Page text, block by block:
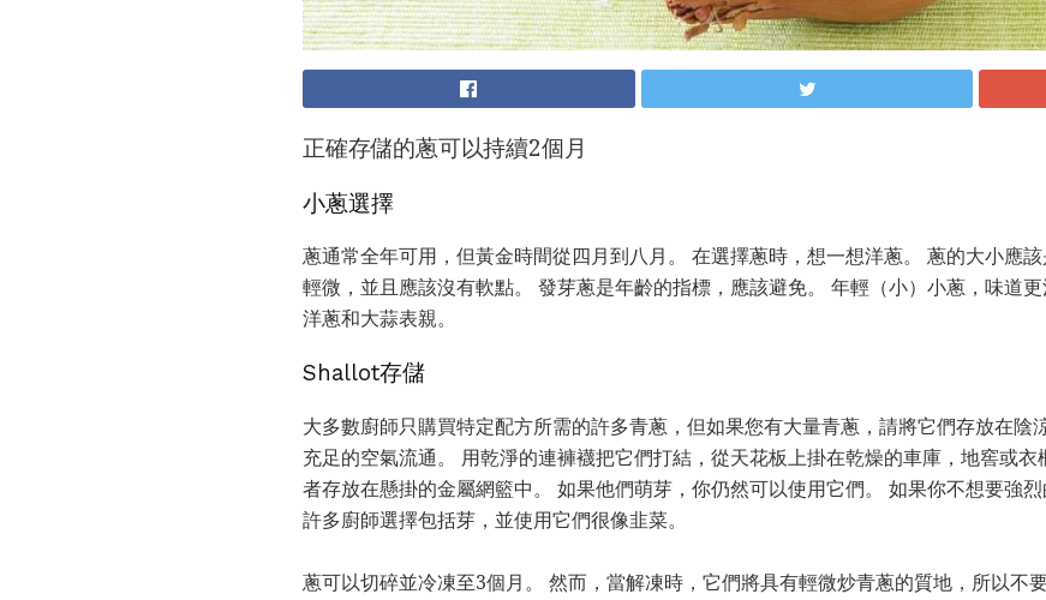
正確存儲的蔥可以持續2個月
小蔥選擇
蔥通常全年可用，但黃金時間從四月到八月。 在選擇蔥時，想一想洋蔥。 蔥的大小應
輕微，並且應該沒有軟點。 發芽蔥是年齡的指標，應該避免。 年輕（小）小蔥，味道
洋蔥和大蒜表親。
Shallot存儲
大多數廚師只購買特定配方所需的許多青蔥，但如果您有大量青蔥，請將它們存放在陰
充足的空氣流通。 用乾淨的連褲襪把它們打結，從天花板上掛在乾燥的車庫，地窖或
者存放在懸掛的金屬網籃中。 如果他們萌芽，你仍然可以使用它們。 如果你不想要強烈
許多廚師選擇包括芽，並使用它們很像韭菜。
蔥可以切碎並冷凍至3個月。 然而，當解凍時，它們將具有輕微炒青蔥的質地，所以不